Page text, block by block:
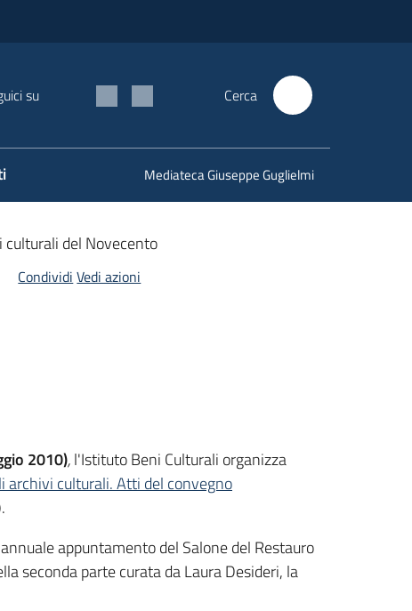
su Cerca
Mediateca Giuseppe Guglielmi
culturali del Novecento
Condividi Vedi azioni
2010),l'Istituto Beni Culturali organizza
archivi culturali. Atti del convegno
appuntamento del Salone del Restauro
seconda parte curata da Laura Desideri, la